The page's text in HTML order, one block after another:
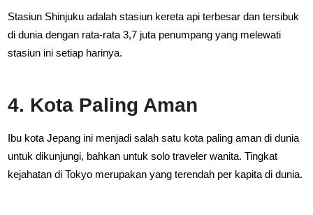
Stasiun Shinjuku adalah stasiun kereta api terbesar dan tersibuk
di dunia dengan rata-rata 3,7 juta penumpang yang melewati
stasiun ini setiap harinya.
4. Kota Paling Aman
Ibu kota Jepang ini menjadi salah satu kota paling aman di dunia
untuk dikunjungi, bahkan untuk solo traveler wanita. Tingkat
kejahatan di Tokyo merupakan yang terendah per kapita di dunia.